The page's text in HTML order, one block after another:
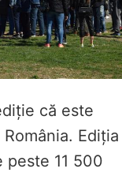
că este
Ediția
peste 11 500